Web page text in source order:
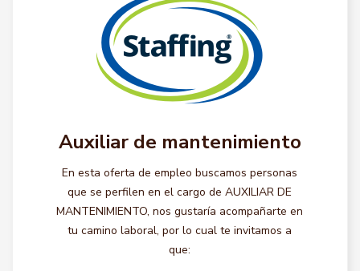
Auxiliar de mantenimiento
En esta oferta de empleo buscamos personas
que se perfilen en el cargo de AUXILIAR DE
MANTENIMIENTO, nos gustaría acompañarte en
tu camino laboral, por lo cual te invitamos a
que: